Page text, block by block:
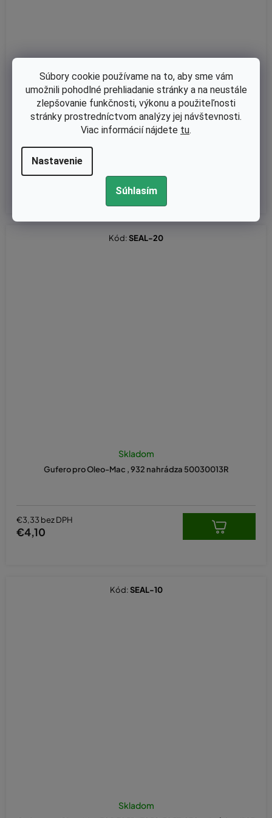
Súbory cookie používame na to, aby sme vám
umožnili pohodlné prehliadanie stránky a na neustále
zlepšovanie funkčnosti, výkonu a použiteľnosti
stránky prostredníctvom analýzy jej návštevnosti.
Viac informácií nájdete tu.
Nastavenie
Súhlasím
Olejové čerpadlo OleoMac 932 originál 50032020R
Skladom
€22,20 bez DPH
€27,30
Gufero pro Oleo-Mac , 932 nahrádza 50030013R
Skladom
€3,33 bez DPH
€4,10
Kód:SEAL-20
Skladom
Kód:SEAL-10